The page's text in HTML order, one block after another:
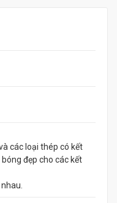
các loại thép có kết
đẹp cho các kết